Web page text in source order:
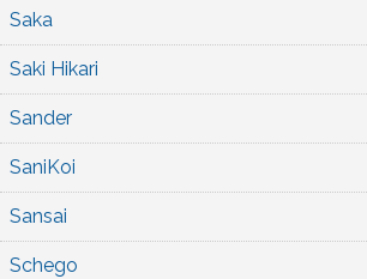
Saka
Saki Hikari
Sander
SaniKoi
Sansai
Schego